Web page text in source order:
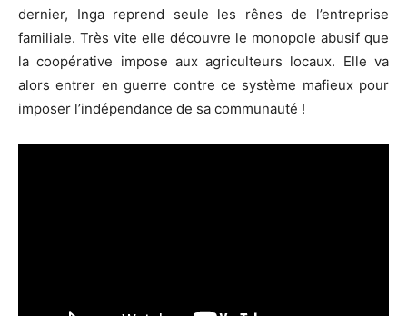
dernier, Inga reprend seule les rênes de l’entreprise
familiale. Très vite elle découvre le monopole abusif que
la coopérative impose aux agriculteurs locaux. Elle va
alors entrer en guerre contre ce système mafieux pour
imposer l’indépendance de sa communauté !